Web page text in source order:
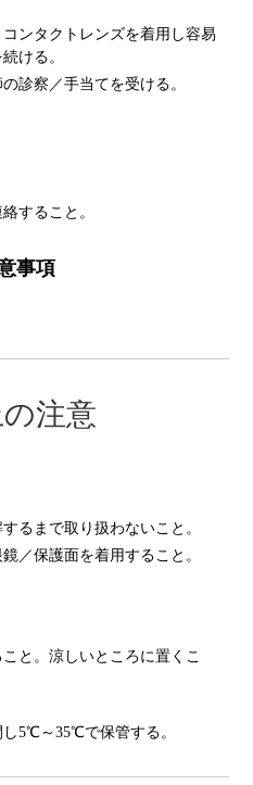
ンタクトレンズを着用し容易
ける。
診察／手当てを受ける。
すること。
事項
注意
るまで取り扱わないこと。
／保護面を着用すること。
と。涼しいところに置くこ
5℃～35℃で保管する。